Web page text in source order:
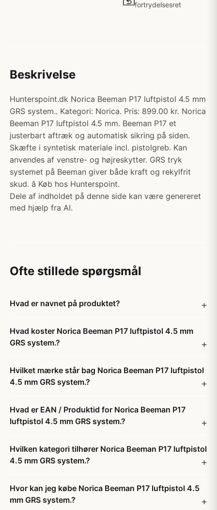
fortrydelsesret
Beskrivelse
Hunterspoint.dk Norica Beeman P17 luftpistol 4.5 mm
GRS system.. Kategori: Norica. Pris: 899.00 kr. Norica
Beeman P17 luftpistol 4.5 mm. Beeman P17 et
justerbart aftræk og automatisk sikring på siden.
Skæfte i syntetisk materiale incl. pistolgreb. Kan
anvendes af venstre- og højreskytter. GRS tryk
systemet på Beeman giver både kraft og rekylfrit
skud. â Køb hos Hunterspoint.
Dele af indholdet på denne side kan være genereret
med hjælp fra AI.
Ofte stillede spørgsmål
Hvad er navnet på produktet?
Hvad koster Norica Beeman P17 luftpistol 4.5 mm
GRS system.?
Hvilket mærke står bag Norica Beeman P17 luftpistol
4.5 mm GRS system.?
Hvad er EAN / Produktid for Norica Beeman P17
luftpistol 4.5 mm GRS system.?
Hvilken kategori tilhører Norica Beeman P17 luftpistol
4.5 mm GRS system.?
Hvor kan jeg købe Norica Beeman P17 luftpistol 4.5
mm GRS system.?